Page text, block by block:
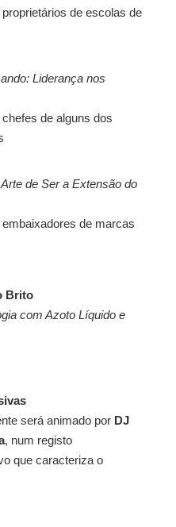
de escolas de
Liderança nos
de alguns dos
de Ser a Extensão do
de marcas
Brito
com Azoto Líquido e
será animado por DJ
, num registo
que caracteriza o